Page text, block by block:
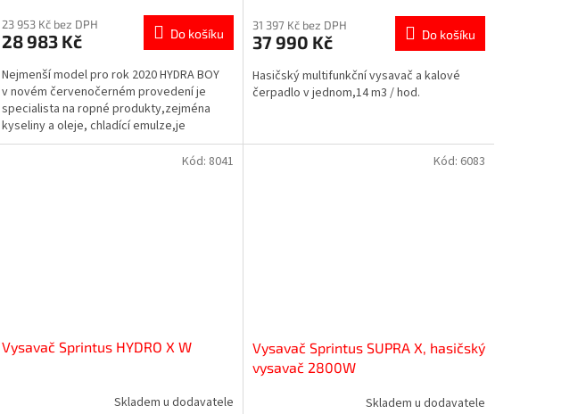
23 953 Kč bez DPH
28 983 Kč Do košíku
Nejmenší model pro rok 2020 HYDRA BOY
v novém červenočerném provedení je
specialista na ropné produkty,zejména
kyseliny a oleje, chladící emulze,je
nejmenší ale stejně dobře...
31 397 Kč bez DPH
37 990 Kč Do košíku
Hasičský multifunkční vysavač a kalové
čerpadlo v jednom,14 m3 / hod.
Vysavač Sprintus HYDRO X W
Skladem u dodavatele
Kód: 8041
Vysavač Sprintus SUPRA X, hasičský
vysavač 2800W
Skladem u dodavatele
Kód: 6083